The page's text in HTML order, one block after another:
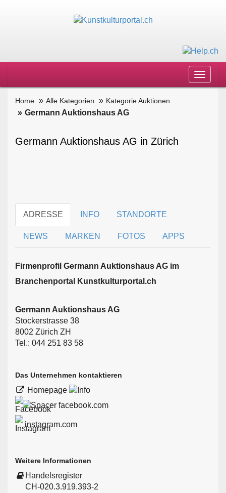
Toggle
Home Alle Kategorien Kategorie Auktionen
Germann Auktionshaus AG
Germann Auktionshaus AG in Zürich
ADRESSE INFO STANDORTE
NEWS MARKEN FOTOS APPS
Firmen­profil Germann Auktionshaus AG im
Branchen­portal Kunstkulturportal.ch
Germann Auktionshaus AG
Stockerstrasse 38
8002 Zürich ZH
Tel.: 044 251 83 58
Das Unternehmen kontaktieren
Homepage
facebook.com
instagram.com
Weitere Informationen
Handelsregister
CH-020.3.919.393-2